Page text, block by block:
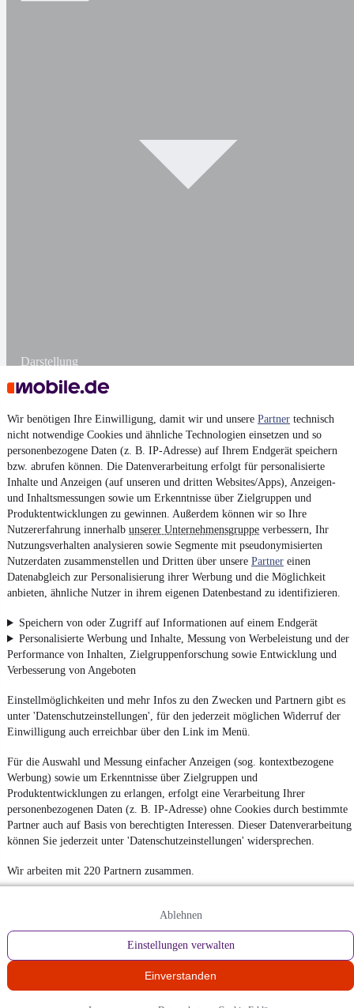
Wir benötigen Ihre Einwilligung, damit wir und unsere Partner technisch
nicht notwendige Cookies und ähnliche Technologien einsetzen und so
personenbezogene Daten (z. B. IP-Adresse) auf Ihrem Endgerät speichern
bzw. abrufen können. Die Datenverarbeitung erfolgt für personalisierte
Inhalte und Anzeigen (auf unseren und dritten Websites/Apps), Anzeigen-
und Inhaltsmessungen sowie um Erkenntnisse über Zielgruppen und
Produktentwicklungen zu gewinnen. Außerdem können wir so Ihre
Nutzererfahrung innerhalb unserer Unternehmensgruppe verbessern, Ihr
Nutzungsverhalten analysieren sowie Segmente mit pseudonymisierten
Nutzerdaten zusammenstellen und Dritten über unsere Partner einen
Datenabgleich zur Personalisierung ihrer Werbung und die Möglichkeit
anbieten, ähnliche Nutzer in ihrem eigenen Datenbestand zu identifizieren.
Speichern von oder Zugriff auf Informationen auf einem Endgerät
Personalisierte Werbung und Inhalte, Messung von Werbeleistung und der
Performance von Inhalten, Zielgruppenforschung sowie Entwicklung und
Verbesserung von Angeboten
Einstellmöglichkeiten und mehr Infos zu den Zwecken und Partnern gibt es
unter 'Datenschutzeinstellungen', für den jederzeit möglichen Widerruf der
Einwilligung auch erreichbar über den Link im Menü.
Für die Auswahl und Messung einfacher Anzeigen (sog. kontextbezogene
Werbung) sowie um Erkenntnisse über Zielgruppen und
Produktentwicklungen zu erlangen, erfolgt eine Verarbeitung Ihrer
personenbezogenen Daten (z. B. IP-Adresse) ohne Cookies durch bestimmte
Partner auch auf Basis von berechtigten Interessen. Dieser Datenverarbeitung
können Sie jederzeit unter 'Datenschutzeinstellungen' widersprechen.
Wir arbeiten mit 220 Partnern zusammen.
Ablehnen
Einstellungen verwalten
Einverstanden
Darstellung